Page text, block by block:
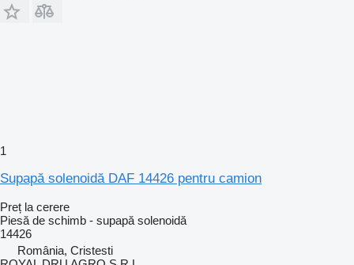
1
Supapă solenoidă DAF 14426 pentru camion
Preț la cerere
Piesă de schimb - supapă solenoidă
14426
România, Cristesti